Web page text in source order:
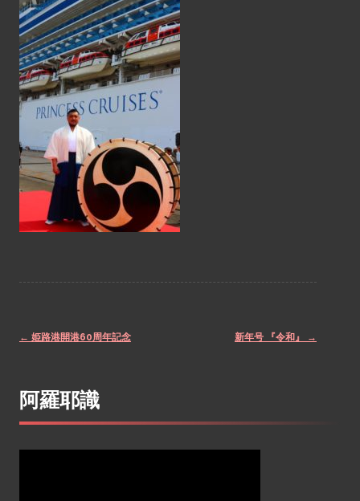
navigation
← 姫路港開港60周年記念 新年号 『令和』 →
阿羅耶識